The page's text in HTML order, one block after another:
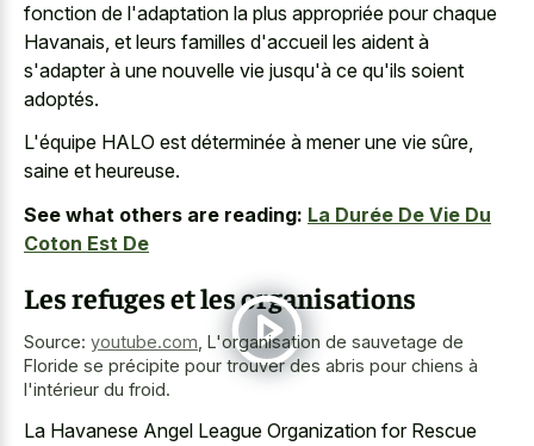
fonction de l'adaptation la plus appropriée pour chaque
Havanais, et leurs familles d'accueil les aident à
s'adapter à une nouvelle vie jusqu'à ce qu'ils soient
adoptés.
L'équipe HALO est déterminée à mener une vie sûre,
saine et heureuse.
See what others are reading: La Durée De Vie Du
Coton Est De
Les refuges et les organisations
Source: youtube.com L'organisation de sauvetage de
Floride se précipite pour trouver des abris pour chiens à
l'intérieur du froid.
La Havanese Angel League Organization for Rescue